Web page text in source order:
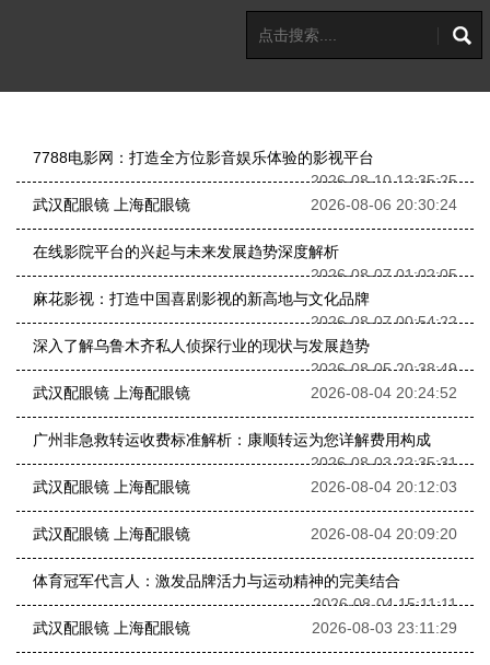
7788电影网：打造全方位影音娱乐体验的影视平台
2026-08-10 12:35:25
武汉配眼镜 上海配眼镜
2026-08-06 20:30:24
在线影院平台的兴起与未来发展趋势深度解析
2026-08-07 01:02:05
麻花影视：打造中国喜剧影视的新高地与文化品牌
2026-08-07 00:54:22
深入了解乌鲁木齐私人侦探行业的现状与发展趋势
2026-08-05 20:38:49
武汉配眼镜 上海配眼镜
2026-08-04 20:24:52
广州非急救转运收费标准解析：康顺转运为您详解费用构成
2026-08-03 22:35:31
武汉配眼镜 上海配眼镜
2026-08-04 20:12:03
武汉配眼镜 上海配眼镜 2026-08-04 20:09:20
体育冠军代言人：激发品牌活力与运动精神的完美结合
2026-08-04 15:11:11
武汉配眼镜 上海配眼镜
2026-08-03 23:11:29